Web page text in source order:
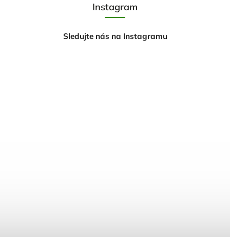
Instagram
Sledujte nás na Instagramu